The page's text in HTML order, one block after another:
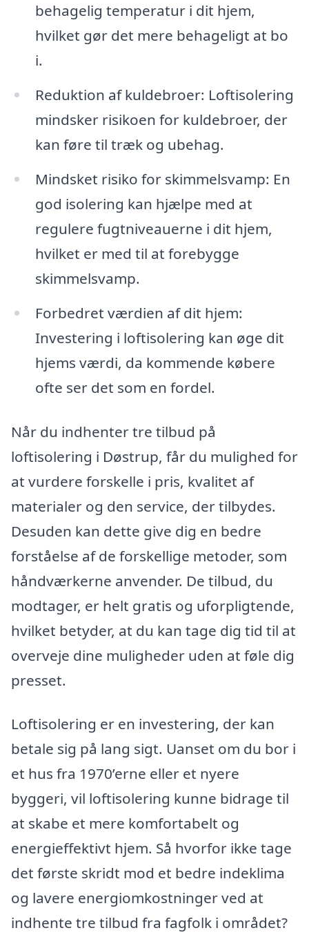
behagelig temperatur i dit hjem,
hvilket gør det mere behageligt at bo
i.
Reduktion af kuldebroer: Loftisolering
mindsker risikoen for kuldebroer, der
kan føre til træk og ubehag.
Mindsket risiko for skimmelsvamp: En
god isolering kan hjælpe med at
regulere fugtniveauerne i dit hjem,
hvilket er med til at forebygge
skimmelsvamp.
Forbedret værdien af dit hjem:
Investering i loftisolering kan øge dit
hjems værdi, da kommende købere
ofte ser det som en fordel.
Når du indhenter tre tilbud på
loftisolering i Døstrup, får du mulighed for
at vurdere forskelle i pris, kvalitet af
materialer og den service, der tilbydes.
Desuden kan dette give dig en bedre
forståelse af de forskellige metoder, som
håndværkerne anvender. De tilbud, du
modtager, er helt gratis og uforpligtende,
hvilket betyder, at du kan tage dig tid til at
overveje dine muligheder uden at føle dig
presset.
Loftisolering er en investering, der kan
betale sig på lang sigt. Uanset om du bor i
et hus fra 1970’erne eller et nyere
byggeri, vil loftisolering kunne bidrage til
at skabe et mere komfortabelt og
energieffektivt hjem. Så hvorfor ikke tage
det første skridt mod et bedre indeklima
og lavere energiomkostninger ved at
indhente tre tilbud fra fagfolk i området?